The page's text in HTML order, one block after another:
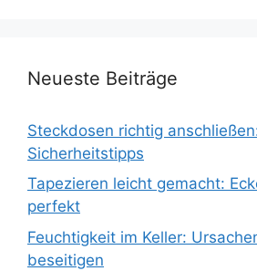
Neueste Beiträge
Steckdosen richtig
Sicherheitstipps
Tapezieren leicht gemacht:
perfekt
Feuchtigkeit im Keller:
beseitigen